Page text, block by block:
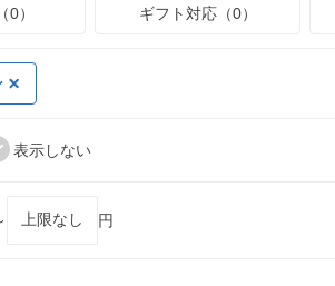
0） ギフト対応（0）
表示しない
円